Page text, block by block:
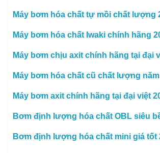
Máy bơm hóa chất tự mồi chất lượng
Máy bơm hóa chất Iwaki chính hãng
Máy bơm chịu axit chính hãng tại đại
Máy bơm hóa chất cũ chất lượng
Máy bơm axit chính hãng tại đại việt
Bơm định lượng hóa chất OBL siêu
Bơm định lượng hóa chất mini giá tốt